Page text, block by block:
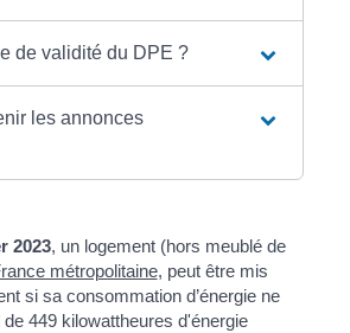
de validité du DPE ?
les annonces
2023, un logement (hors meublé de
métropolitaine, peut être mis
si sa consommation d’énergie ne
449 kilowattheures d'énergie